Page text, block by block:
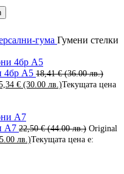
гума Гумени стелки
4бр А5 18,41€ (36.00 лв.)
€ (30.00 лв.)Текущата цена
А7 22,50€ (44.00 лв.) Original
лв.)Текущата цена е: